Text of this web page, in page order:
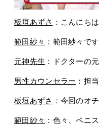
板垣あずさ ：こんにち
範田紗々 ：範田紗々です
元神先生 ：ドクターの
男性カウンセラー ：担
板垣あずさ ：今回のオ
範田紗々 ：色々、ペニ